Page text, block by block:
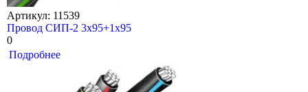
Артикул: 11539
Провод СИП-2 3х95+1х95
0
Подробнее